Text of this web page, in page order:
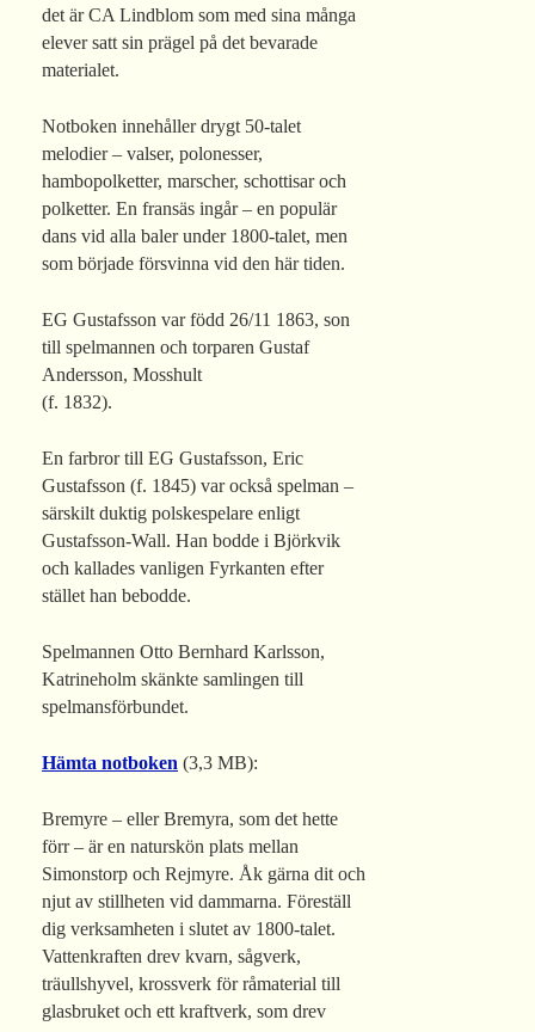
det är CA Lindblom som med sina många
elever satt sin prägel på det bevarade
materialet.
Notboken innehåller drygt 50-talet
melodier – valser, polonesser,
hambopolketter, marscher, schottisar och
polketter. En fransäs ingår – en populär
dans vid alla baler under 1800-talet, men
som började försvinna vid den här tiden.
EG Gustafsson var född 26/11 1863, son
till spelmannen och torparen Gustaf
Andersson, Mosshult
(f. 1832).
En farbror till EG Gustafsson, Eric
Gustafsson (f. 1845) var också spelman –
särskilt duktig polskespelare enligt
Gustafsson-Wall. Han bodde i Björkvik
och kallades vanligen Fyrkanten efter
stället han bebodde.
Spelmannen Otto Bernhard Karlsson,
Katrineholm skänkte samlingen till
spelmansförbundet.
Hämta notboken (3,3 MB):
Bremyre – eller Bremyra, som det hette
förr – är en naturskön plats mellan
Simonstorp och Rejmyre. Åk gärna dit och
njut av stillheten vid dammarna. Föreställ
dig verksamheten i slutet av 1800-talet.
Vattenkraften drev kvarn, sågverk,
träullshyvel, krossverk för råmaterial till
glasbruket och ett kraftverk, som drev